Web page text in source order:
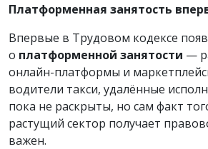
Платформенная занятость
Впервые в Трудовом кодексе
о платформенной занятости —
онлайн-платформы и
водители такси, удалённые
пока не раскрыты, но сам факт
растущий сектор получает
важен.